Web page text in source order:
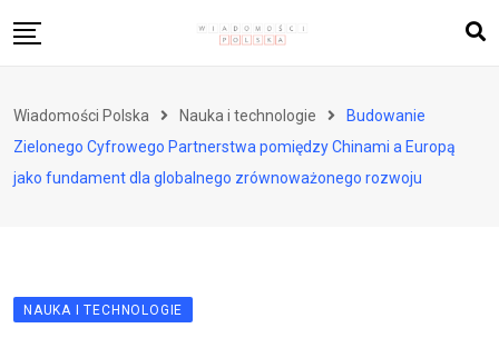
to
Zdrowie i styl życia
Polityka i społeczeństwo
Wiadomości Polska Nauka i technologie
Budowanie
Zielonego Cyfrowego Partnerstwa pomiędzy Chinami a Europą
jako fundament dla globalnego zrównoważonego rozwoju
NAUKA I TECHNOLOGIE